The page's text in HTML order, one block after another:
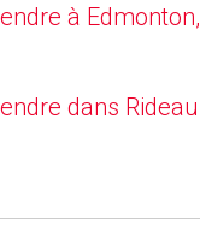
à Edmonton,
dans Rideau